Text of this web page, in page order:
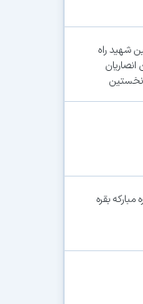
شهید راه
نخستین
بقره